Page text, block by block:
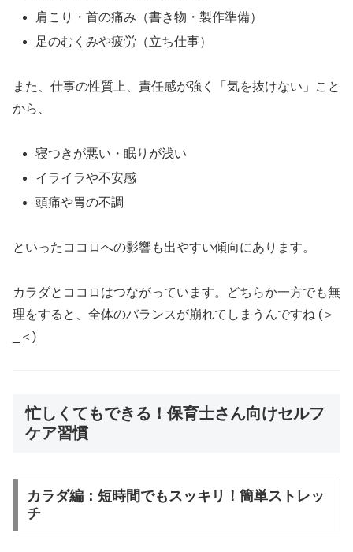
肩こり・首の痛み（書き物・製作準備）
足のむくみや疲労（立ち仕事）
また、仕事の性質上、責任感が強く「気を抜けない」こと
から、
寝つきが悪い・眠りが浅い
イライラや不安感
頭痛や胃の不調
といったココロへの影響も出やすい傾向にあります。
カラダとココロはつながっています。どちらか一方でも無
理をすると、全体のバランスが崩れてしまうんですね (＞
_＜)
忙しくてもできる！保育士さん向けセルフ
ケア習慣
カラダ編：短時間でもスッキリ！簡単ストレッ
チ